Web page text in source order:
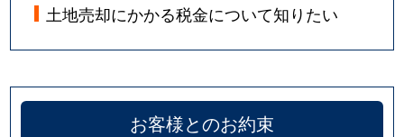
土地売却にかかる税金について知りたい
お客様とのお約束